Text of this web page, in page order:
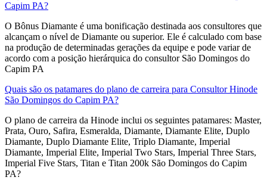
Capim PA?
O Bônus Diamante é uma bonificação destinada aos consultores que
alcançam o nível de Diamante ou superior. Ele é calculado com base
na produção de determinadas gerações da equipe e pode variar de
acordo com a posição hierárquica do consultor São Domingos do
Capim PA
Quais são os patamares do plano de carreira para Consultor Hinode
São Domingos do Capim PA?
O plano de carreira da Hinode inclui os seguintes patamares: Master,
Prata, Ouro, Safira, Esmeralda, Diamante, Diamante Elite, Duplo
Diamante, Duplo Diamante Elite, Triplo Diamante, Imperial
Diamante, Imperial Elite, Imperial Two Stars, Imperial Three Stars,
Imperial Five Stars, Titan e Titan 200k São Domingos do Capim
PA?